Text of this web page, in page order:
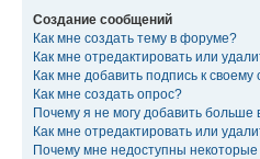
Создание сообщений
Как мне создать тему в форуме?
Как мне отредактировать или
Как мне добавить подпись к
Как мне создать опрос?
Почему я не могу добавить больше
Как мне отредактировать или
Почему мне недоступны